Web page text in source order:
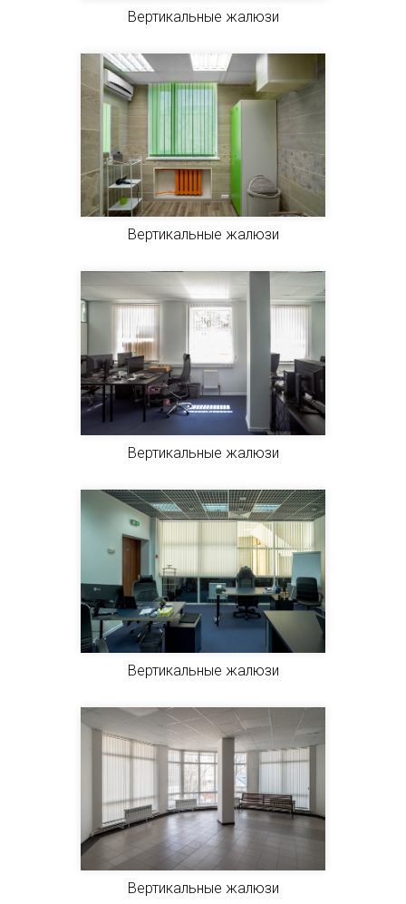
Вертикальные жалюзи
Вертикальные жалюзи
Вертикальные жалюзи
Вертикальные жалюзи
Вертикальные жалюзи